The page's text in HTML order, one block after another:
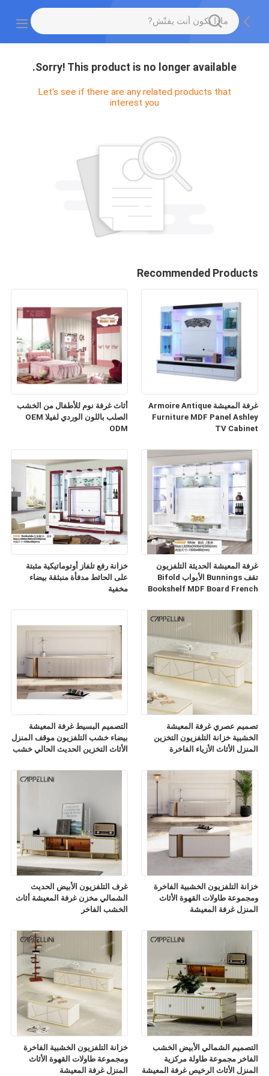
Sorry! This product is no longer available.
Let's see if there are any related products that
interest you
Recommended Products
أثاث غرفة نوم للأطفال من الخشب
الصلب باللون الوردي لفيلا OEM
ODM
غرفة المعيشة Armoire Antique
Furniture MDF Panel Ashley
TV Cabinet
خزانة رفع تلفاز أوتوماتيكية مثبتة
على الحائط مدفأة منبثقة بيضاء
مخفية
غرفة المعيشة الحديثة التلفزيون
تقف Bunnings الأبواب Bifold
Bookshelf MDF Board French
التصميم البسيط غرفة المعيشة
بيضاء خشب التلفزيون موقف المنزل
الأثاث التخزين الحديث الحالي خشب
التلفزيون
تصميم عصري غرفة المعيشة
الخشبية خزانة التلفزيون التخزين
المنزل الأثاث الأزياء الفاخرة
غرف التلفزيون الأبيض الحديث
الشمالي مخزن غرفة المعيشة أثاث
الخشب الفاخر
خزانة التلفزيون الخشبية الفاخرة
ومجموعة طاولات القهوة الأثاث
المنزل غرفة المعيشة
خزانة التلفزيون الخشبية الفاخرة
ومجموعة طاولات القهوة الأثاث
المنزل غرفة المعيشة
التصميم الشمالي الأبيض الخشب
الفاخر مجموعة طاولة مركزية
المنزل الأثاث الرخيص غرفة المعيشة